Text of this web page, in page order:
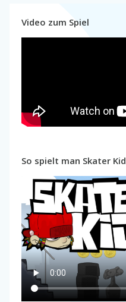
Video zum Spiel
So spielt man Skater Kid